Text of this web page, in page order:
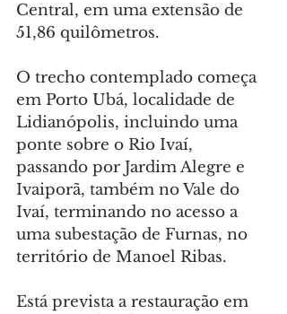
Central, em uma extensão de
51,86 quilômetros.
O trecho contemplado começa
em Porto Ubá, localidade de
Lidianópolis, incluindo uma
ponte sobre o Rio Ivaí,
passando por Jardim Alegre e
Ivaiporã, também no Vale do
Ivaí, terminando no acesso a
uma subestação de Furnas, no
território de Manoel Ribas.
Está prevista a restauração em